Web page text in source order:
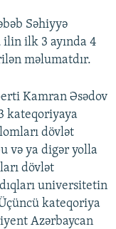
Səhiyyə
ilk 3 ayında 4
məlumatdır.
Kamran Əsədov
kateqoriyaya
dövlət
və ya digər yolla
dövlət
universitetin
kateqoriya
Azərbaycan